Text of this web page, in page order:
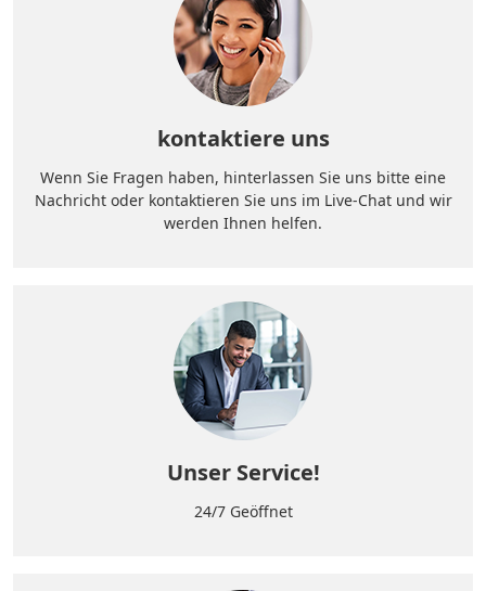
kontaktiere uns
Wenn Sie Fragen haben, hinterlassen Sie uns bitte eine
Nachricht oder kontaktieren Sie uns im Live-Chat und wir
werden Ihnen helfen.
Unser Service!
24/7 Geöffnet